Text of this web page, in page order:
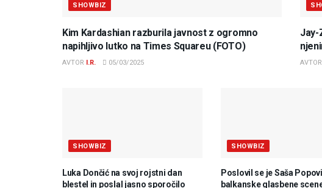
SHOWBIZ
Kim Kardashian razburila javnost z ogromno
napihljivo lutko na Times Squareu (FOTO)
AVTOR I.R. 05/03/2025
Jay-
AVTOR
SHOWBIZ
Luka Dončić na svoj rojstni dan
blestel in poslal jasno sporočilo
SHOWBIZ
Poslovil se je Saša
balkanske glasbene